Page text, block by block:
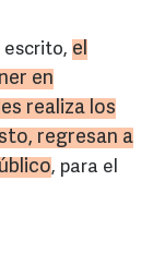
escrito, el
en
realiza los
regresan a
, para el